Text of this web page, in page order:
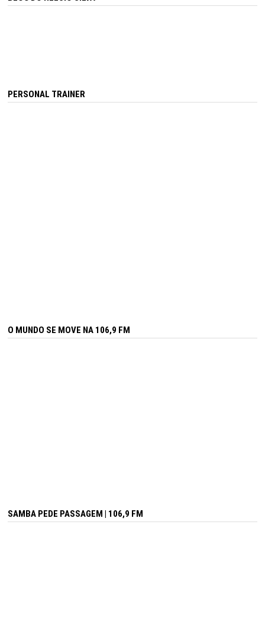
PERSONAL TRAINER
O MUNDO SE MOVE NA 106,9 FM
SAMBA PEDE PASSAGEM | 106,9 FM